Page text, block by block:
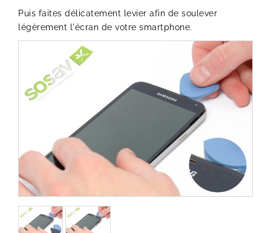
Puis faites délicatement levier afin de soulever
légèrement l'écran de votre smartphone.